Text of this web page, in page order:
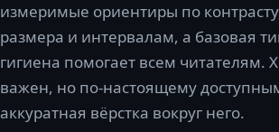
измеримые ориентиры по
размера и интервалам, а базовая
гигиена помогает всем
важен, но по-настоящему
аккуратная вёрстка вокруг него.